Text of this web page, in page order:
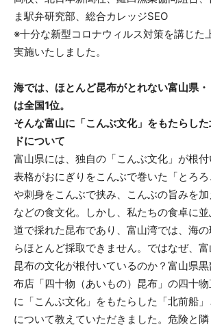
ま駅弁研究部、総合カレッジSEO
※十分な新型コロナウィルス対策を講じた
実施いたしました。
海では、ほとんど昆布がとれない富山県
は全国1位。
そんな富山に「こんぶ文化」をもたらし
ドについて
富山県には、独自の「こんぶ文化」が根
表格がおにぎりをこんぶで巻いた「とろろ
や刺身をこんぶで挟み、こんぶの旨みを加
などの食文化。しかし、私たちの食卓に
道で採れた昆布であり、富山湾では、海
らほとんど採取できません。ではなぜ、
昆布の文化が根付いているのか？富山県
布店「四十物（あいもの）昆布」の四十
に「こんぶ文化」をもたらした「北前船」
について教えていただきました。危険と